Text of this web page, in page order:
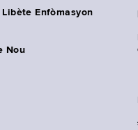
Libète Enfòmasyon
Nou